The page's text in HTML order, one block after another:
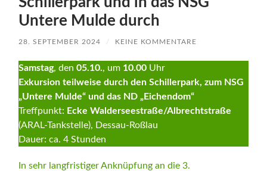
Untere Mulde durch
28. SEPTEMBER 2024 / KEINE KOMMENTARE
Samstag, den05.10., um 10.00 Uhr
Exkursion teilweise durch den Schillerpark, zum NSG
„Untere Mulde“ und das ND „Eichendom“
Treffpunkt: Ecke Walderseestraße/Albrechtstraße
(ARAL-Tankstelle), Dessau-Roßlau
Dauer: ca. 4 Stunden
In sehr langfristiger Anknüpfung an die 3.